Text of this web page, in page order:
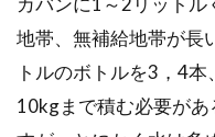
地帯、無補給地帯が長
トルのボトルを3，4本
10kgまで積む必要が